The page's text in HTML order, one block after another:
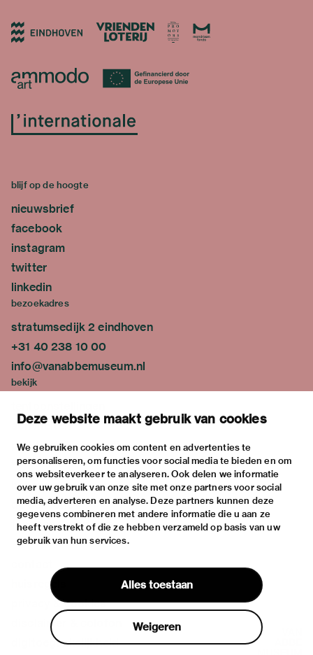
Deze website maakt gebruik van cookies
We gebruiken cookies om content en advertenties te
personaliseren, om functies voor social media te bieden en om
ons websiteverkeer te analyseren. Ook delen we informatie
over uw gebruik van onze site met onze partners voor social
media, adverteren en analyse. Deze partners kunnen deze
gegevens combineren met andere informatie die u aan ze
heeft verstrekt of die ze hebben verzameld op basis van uw
gebruik van hun services.
Alles toestaan
Weigeren
blijf op de hoogte
nieuwsbrief
facebook
instagram
twitter
linkedin
bezoekadres
stratumsedijk 2 eindhoven
+31 40 238 10 00
info@vanabbemuseum.nl
bekijk
activiteiten
praktische informatie
over
het museum
de collectie
fondsen & partners
huisregels
privacy & cookies
disclaimer & colofon
digitoegankelijkheid